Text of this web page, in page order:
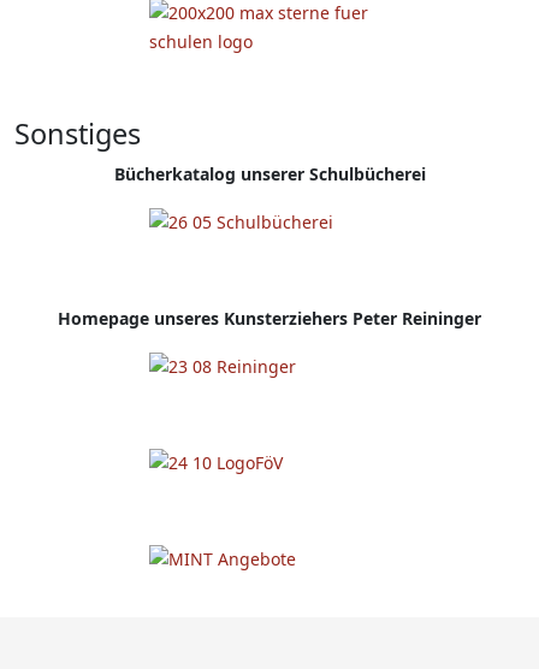
Sonstiges
Bücherkatalog unserer Schulbücherei
Homepage unseres Kunsterziehers Peter Reininger